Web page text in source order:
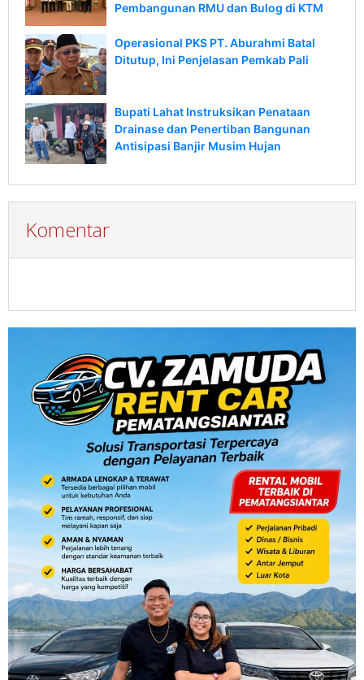
Pembangunan RMU dan Bulog di KTM
Operasional PKS PT. Aburahmi Batal
Ditutup, Ini Penjelasan Pemkab Pali
Bupati Lahat Instruksikan Penataan
Drainase dan Penertiban Bangunan
Antisipasi Banjir Musim Hujan
Komentar